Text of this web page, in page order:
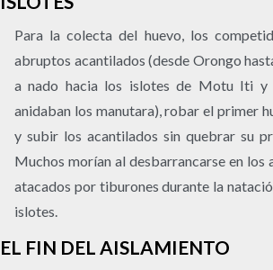
Para la colecta del huevo, los
abruptos acantilados (desde Orongo
a nado hacia los islotes de Motu Iti
anidaban los manutara), robar el primer
y subir los acantilados sin quebrar su
Muchos morían al desbarrancarse en los
atacados por tiburones durante la
islotes.
EL FIN DEL AISLAMIENTO